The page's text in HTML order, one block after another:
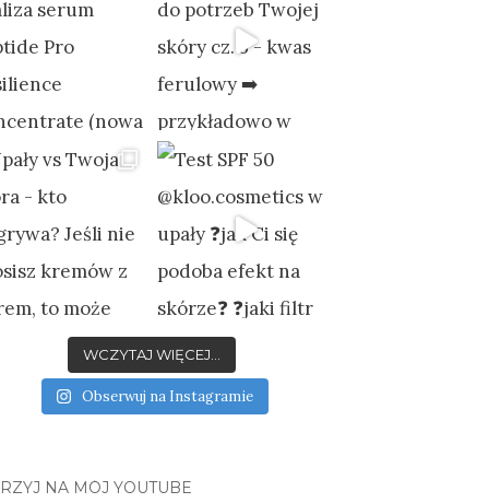
WCZYTAJ WIĘCEJ...
Obserwuj na Instagramie
NA MÓJ YOUTUBE